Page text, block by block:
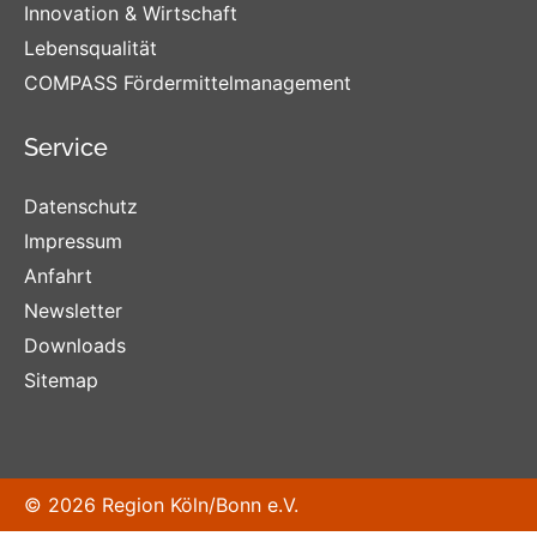
Innovation & Wirtschaft
Lebensqualität
COMPASS Fördermittelmanagement
Service
Datenschutz
Impressum
Anfahrt
Newsletter
Downloads
Sitemap
© 2026 Region Köln/Bonn e.V.